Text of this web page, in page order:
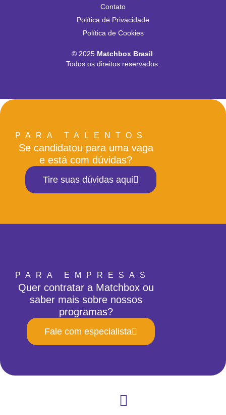
Contato
Política de Privacidade
Política de Cookies
© 2025 Matchbox Brasil.
Todos os direitos reservados.
PARA TALENTOS
Se candidatou para uma vaga
e está com dúvidas?
Tire suas dúvidas aqui
PARA EMPRESAS
Quer contratar a Matchbox ou
saber mais sobre nossos
programas?
Fale com especialista